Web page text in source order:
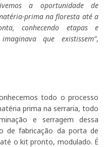
a oportunidade de
prima na floresta até a
conhecendo etapas e
que existissem”,
todo o processo
prima na serraria, todo
e serragem dessa
de fabricação da porta de
o kit pronto, modulado. É